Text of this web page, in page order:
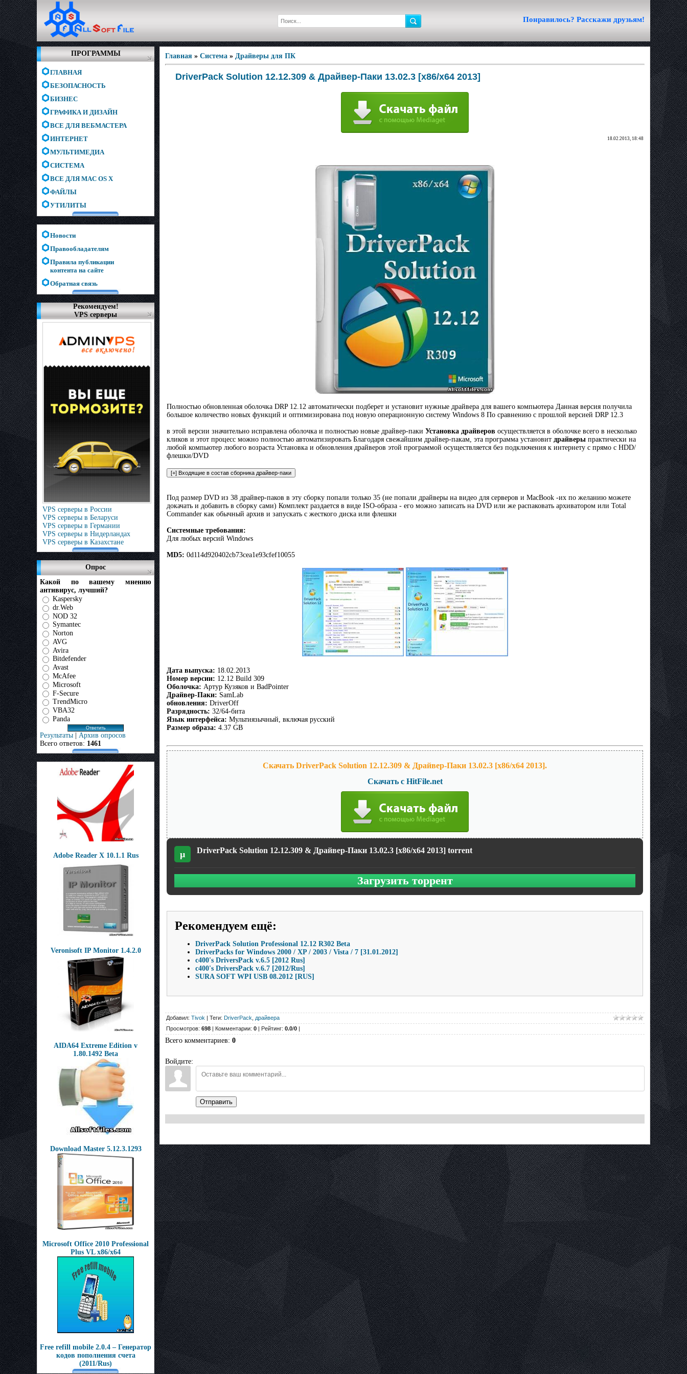
Понравилось? Расскажи друзьям!
ПРОГРАММЫ
ГЛАВНАЯ
БЕЗОПАСНОСТЬ
БИЗНЕС
ГРАФИКА И ДИЗАЙН
ВСЕ ДЛЯ ВЕБМАСТЕРА
ИНТЕРНЕТ
МУЛЬТИМЕДИА
СИСТЕМА
ВСЕ ДЛЯ MAC OS X
ФАЙЛЫ
УТИЛИТЫ
Новости
Правообладателям
Правила публикации
контента на сайте
Обратная связь
Рекомендуем!
VPS серверы
VPS серверы в России
VPS серверы в Беларуси
VPS серверы в Германии
VPS серверы в Нидерландах
VPS серверы в Казахстане
Опрос
Какой по вашему мнению
антивирус, лучший?
Kaspersky
dr.Web
NOD 32
Symantec
Norton
AVG
Avira
Bitdefender
Avast
McAfee
Microsoft
F-Secure
TrendMicro
VBA32
Panda
Результаты | Архив опросов
Всего ответов: 1461
Adobe Reader X 10.1.1 Rus
Veronisoft IP Monitor 1.4.2.0
AIDA64 Extreme Edition v
1.80.1492 Beta
Download Master 5.12.3.1293
Microsoft Office 2010 Professional
Plus VL x86/x64
Free refill mobile 2.0.4 – Генератор
кодов пополнения счета
(2011/Rus)
Главная » Система » Драйверы для ПК
DriverPack Solution 12.12.309 & Драйвер-Паки 13.02.3 [x86/x64 2013]
18.02.2013, 18:48
Полностью обновленная оболочка DRP 12.12 автоматически подберет и установит нужные драйвера для вашего компьютера Данная версия получила
большое количество новых функций и оптимизирована под новую операционную систему Windows 8 По сравнению с прошлой версией DRP 12.3
в этой версии значительно исправлена оболочка и полностью новые драйвер-паки Установка драйверов осуществляется в оболочке всего в несколько
кликов и этот процесс можно полностью автоматизировать Благодаря свежайшим драйвер-пакам, эта программа установит драйверы практически на
любой компьютер любого возраста Установка и обновления драйверов этой программой осуществляется без подключения к интернету с прямо с HDD/
флешки/DVD
Под размер DVD из 38 драйвер-паков в эту сборку попали только 35 (не попали драйверы на видео для серверов и MacBook -их по желанию можете
докачать и добавить в сборку сами) Комплект раздается в виде ISO-образа - его можно записать на DVD или же распаковать архиватором или Total
Commander как обычный архив и запускать с жесткого диска или флешки
Системные требования:
Для любых версий Windows
MD5: 0d114d920402cb73cea1e93cfef10055
Дата выпуска: 18.02.2013
Номер версии: 12.12 Build 309
Оболочка: Артур Кузяков и BadPointer
Драйвер-Паки: SamLab
обновления: DriverOff
Разрядность: 32/64-бита
Язык интерфейса: Мультиязычный, включая русский
Размер образа: 4.37 GB
Скачать DriverPack Solution 12.12.309 & Драйвер-Паки 13.02.3 [x86/x64 2013].
Скачать с HitFile.net
µ DriverPack Solution 12.12.309 & Драйвер-Паки 13.02.3 [x86/x64 2013] torrent
Загрузить торрент
Рекомендуем ещё:
DriverPack Solution Professional 12.12 R302 Beta
DriverPacks for Windows 2000 / XP / 2003 / Vista / 7 [31.01.2012]
c400's DriversPack v.6.5 [2012 Rus]
c400's DriversPack v.6.7 [2012/Rus]
SURA SOFT WPI USB 08.2012 [RUS]
Добавил: Tivok | Теги: DriverPack
драйвера
Просмотров: 698 | Комментарии: 0 | Рейтинг: 0.0/0 |
Всего комментариев: 0
Войдите:
Отправить